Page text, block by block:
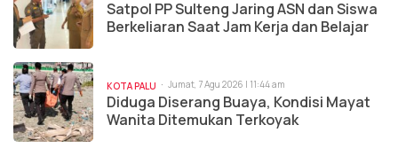
Satpol PP Sulteng Jaring ASN dan Siswa
Berkeliaran Saat Jam Kerja dan Belajar
KOTA PALU Jumat, 7 Agu 2026 | 11:44 am
Diduga Diserang Buaya, Kondisi Mayat
Wanita Ditemukan Terkoyak